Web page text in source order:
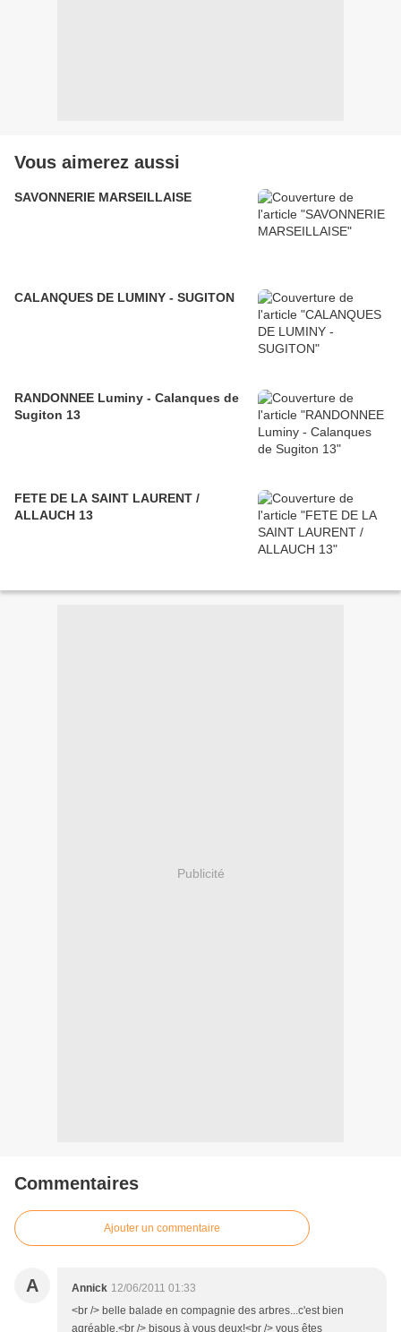
Vous aimerez aussi
SAVONNERIE MARSEILLAISE
CALANQUES DE LUMINY - SUGITON
RANDONNEE Luminy - Calanques de
Sugiton 13
FETE DE LA SAINT LAURENT /
ALLAUCH 13
Publicité
Commentaires
Ajouter un commentaire
A Annick 12/06/2011 01:33
<br /> belle balade en compagnie des arbres...c'est bien
agréable.<br /> bisous à vous deux!<br /> vous êtes